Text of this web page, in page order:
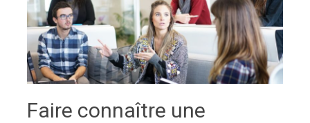
Faire connaître une